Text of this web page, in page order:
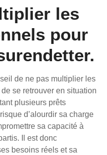
les
pour
de ne pas multiplier les
se retrouver en situation
plusieurs prêts
d’alourdir sa charge
sa capacité à
Il est donc
besoins réels et sa